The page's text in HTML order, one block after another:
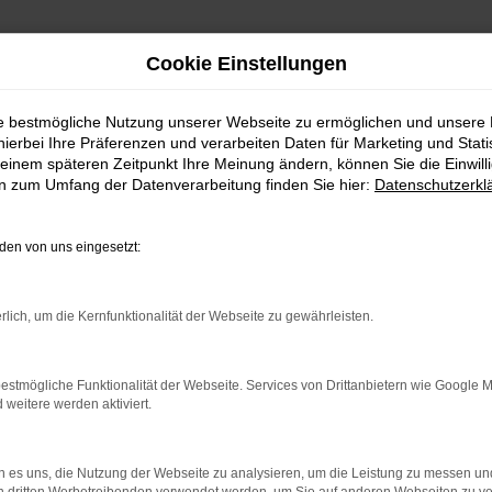
| Lieferservice nach Sindelfingen
| Lieferservice
– IHR
suchen, empfehlen wir Ihnen einen Suzuki Vitara
sich längst auf dem Weg zu einem Klassiker.
für Sindelfingen im Autohaus Daub kaufen,
sind erst dann zufrieden, wenn keinerlei Mängel mehr
Cookie Einstellungen
bestmögliche Nutzung unserer Webseite zu ermöglichen und unsere
Ihre Präferenzen und verarbeiten Daten für Marketing und
späteren Zeitpunkt Ihre Meinung ändern, können Sie die
zum Umfang der Datenverarbeitung finden Sie hier:
von uns eingesetzt:
um die Kernfunktionalität der Webseite zu gewährleisten.
Funktionalität der Webseite. Services von Drittanbietern wie Google
weitere werden aktiviert.
es uns, die Nutzung der Webseite zu analysieren, um die Leistung zu messen